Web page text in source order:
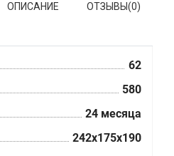
ОПИСАНИЕ ОТЗЫВЫ(0)
62
580
24 месяца
242x175x190